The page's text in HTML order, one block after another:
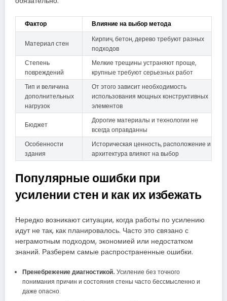
Фактор Влияние на выбор метода
Материал стен
Кирпич, бетон, дерево требуют разных
подходов
Степень
повреждений
Мелкие трещины устраняют проще,
крупные требуют серьезных работ
Тип и величина
дополнительных
нагрузок
От этого зависит необходимость
использования мощных конструктивных
элементов
Бюджет
Дорогие материалы и технологии не
всегда оправданны
Особенности
здания
Историческая ценность, расположение и
архитектура влияют на выбор
Популярные ошибки при
усилении стен и как их избежать
Нередко возникают ситуации, когда работы по усилению
идут не так, как планировалось. Часто это связано с
неграмотным подходом, экономией или недостатком
знаний. Разберем самые распространенные ошибки.
Пренебрежение диагностикой. Усиление без точного
понимания причин и состояния стены часто бессмысленно и
даже опасно.